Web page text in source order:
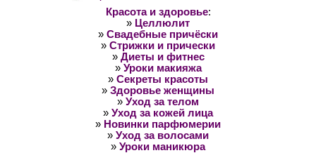
Красота и здоровье:
» Целлюлит
» Свадебные причёски
» Стрижки и прически
» Диеты и фитнес
» Уроки макияжа
» Секреты красоты
» Здоровье женщины
» Уход за телом
» Уход за кожей лица
» Новинки парфюмерии
» Уход за волосами
» Уроки маникюра